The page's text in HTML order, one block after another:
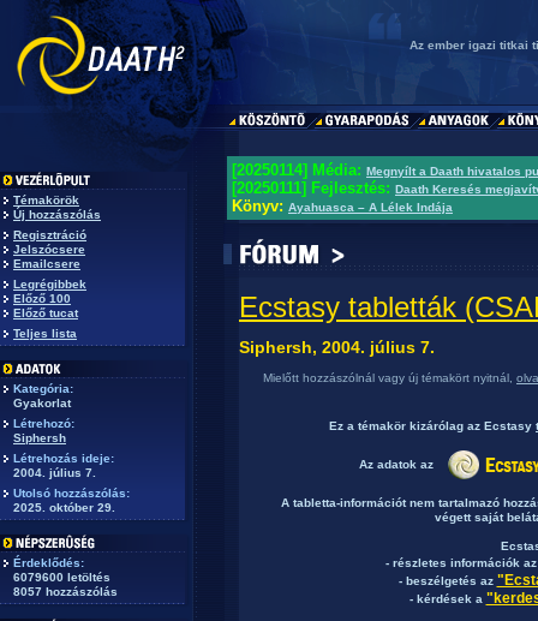
Az ember igazi titkai
Témakörök
Új hozzászólás
Regisztráció
Jelszócsere
Emailcsere
Legrégibbek
Előző 100
Előző tucat
Teljes lista
Kategória:
Gyakorlat
Létrehozó:
Siphersh
Létrehozás ideje:
2004. július 7.
Utolsó hozzászólás:
2025. október 29.
Érdeklődés:
6079600 letöltés
8057 hozzászólás
[20250114] Média: Megnyílt a Daath hivatalos
[20250111] Fejlesztés: Daath Keresés
Könyv: Ayahuasca – A Lélek Indája
Ecstasy tabletták
Siphersh, 2004. július 7.
Mielőtt hozzászólnál vagy új témakört nyitnál,
Ez a témakör kizárólag az Ecstasy
Az adatok az
A tabletta-információt nem tartalmazó
végett saját
- részletes információk
- beszélgetés az
- kérdések a